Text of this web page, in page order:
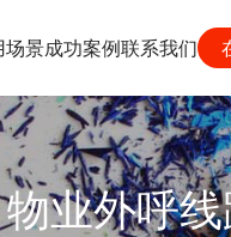
场景成功案例联系我们
物业外呼